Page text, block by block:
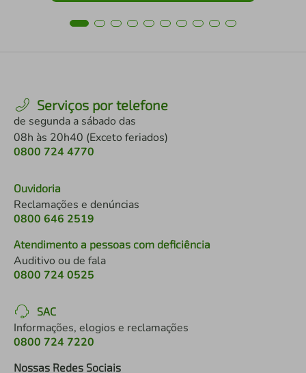
Serviços por telefone
de segunda a sábado das
08h às 20h40 (Exceto feriados)
0800 724 4770
Ouvidoria
Reclamações e denúncias
0800 646 2519
Atendimento a pessoas com deficiência
Auditivo ou de fala
0800 724 0525
SAC
Informações, elogios e reclamações
0800 724 7220
Nossas Redes Sociais